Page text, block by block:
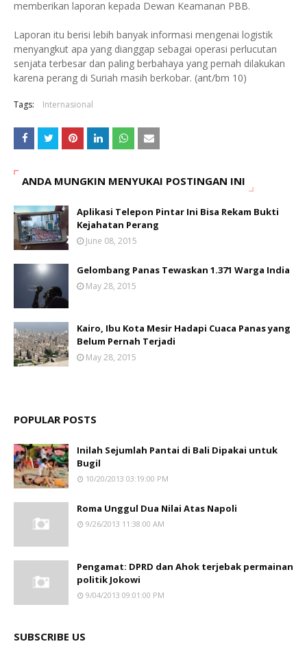
memberikan laporan kepada Dewan Keamanan PBB.
Laporan itu berisi lebih banyak informasi mengenai logistik
menyangkut apa yang dianggap sebagai operasi perlucutan
senjata terbesar dan paling berbahaya yang pernah dilakukan
karena perang di Suriah masih berkobar. (ant/bm 10)
Tags: Internasional
ANDA MUNGKIN MENYUKAI POSTINGAN INI
Aplikasi Telepon Pintar Ini Bisa Rekam Bukti
Kejahatan Perang
June 08, 2015
Gelombang Panas Tewaskan 1.371 Warga India
May 28, 2015
Kairo, Ibu Kota Mesir Hadapi Cuaca Panas yang
Belum Pernah Terjadi
May 28, 2015
POPULAR POSTS
Inilah Sejumlah Pantai di Bali Dipakai untuk
Bugil
10/20/2013 03:19:00 PM
Roma Unggul Dua Nilai Atas Napoli
9/26/2013 11:38:00 AM
Pengamat: DPRD dan Ahok terjebak permainan
politik Jokowi
9/04/2013 09:01:00 PM
SUBSCRIBE US